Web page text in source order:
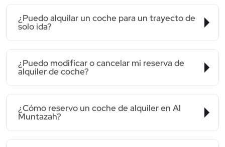
¿Puedo alquilar un coche para un trayecto de
solo ida?
¿Puedo modificar o cancelar mi reserva de
alquiler de coche?
¿Cómo reservo un coche de alquiler en Al
Muntazah?